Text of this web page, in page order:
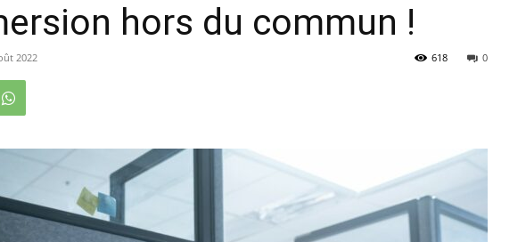
hors du commun !
2022 0
618